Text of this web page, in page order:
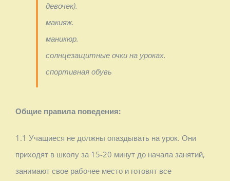
девочек).
макияж.
маникюр.
солнцезащитные очки на уроках.
спортивная обувь
Общие правила поведения:
1.1 Учащиеся не должны опаздывать на урок. Они
приходят в школу за 15-20 минут до начала занятий,
занимают свое рабочее место и готовят все